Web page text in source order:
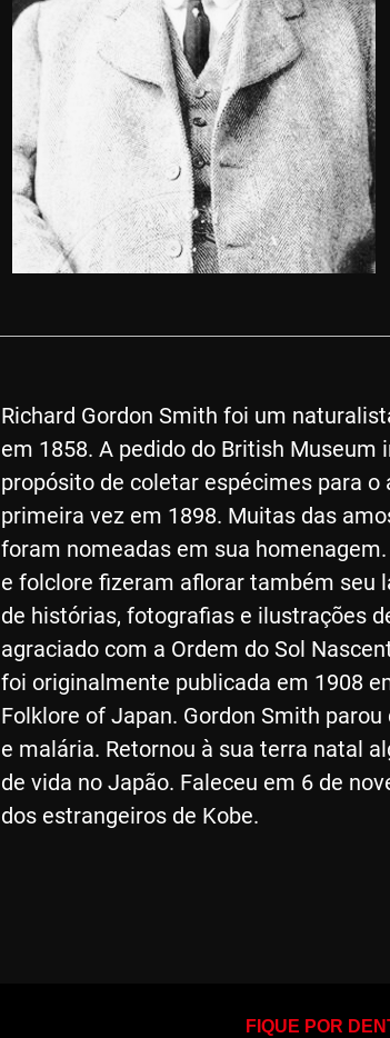
Richard Gordon Smith foi um
em 1858. A pedido do British
propósito de coletar espécimes para
primeira vez em 1898. Muitas das
foram nomeadas em sua
e folclore fizeram aflorar também seu
de histórias, fotografias e ilustrações
agraciado com a Ordem do Sol
foi originalmente publicada em 1908
Folklore of Japan. Gordon Smith
e malária. Retornou à sua terra natal
de vida no Japão. Faleceu em 6 de
dos estrangeiros de Kobe.
FIQUE POR